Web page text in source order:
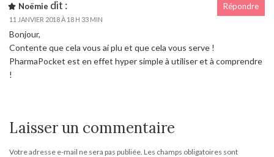
Noëmie dit :
11 JANVIER 2018 À 18 H 33 MIN
Bonjour,
Contente que cela vous ai plu et que cela vous serve !
PharmaPocket est en effet hyper simple à utiliser et à comprendre
!
Répondre
Laisser un commentaire
Votre adresse e-mail ne sera pas publiée. Les champs obligatoires sont